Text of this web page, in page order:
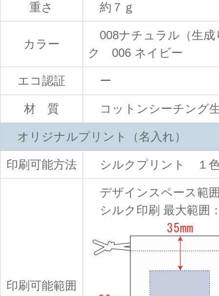
重さ 約７ｇ
カラー
008ナチュラル（生
ク 006 ネイビー
エコ認証 ー
材 質 コットンシーチング
オリジナルプリント（名入れ）
印刷可能方法 シルクプリント
印刷可能範囲
デザインスペース範
シルク印刷 最大範囲